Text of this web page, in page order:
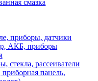
смазка
приборы, датчики
АКБ, приборы
стекла, рассеиватели
панель,